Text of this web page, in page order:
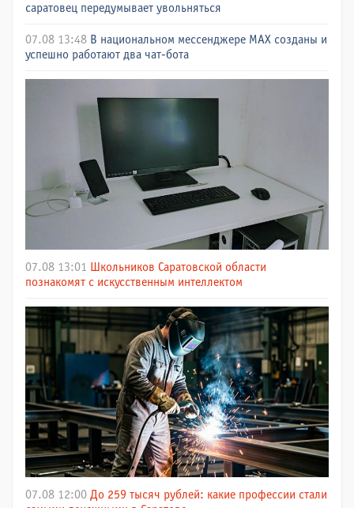
саратовец передумывает увольняться
07.08 13:48 В национальном мессенджере МАХ созданы и
успешно работают два чат-бота
07.08 13:01
Школьников Саратовской области
познакомят с искусственным интеллектом
07.08 12:00 До 259 тысяч рублей: какие профессии стали